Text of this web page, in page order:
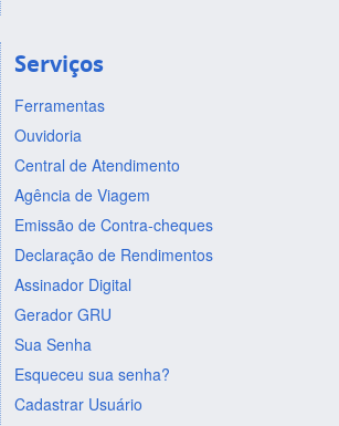
Serviços
Ferramentas
Ouvidoria
Central de Atendimento
Agência de Viagem
Emissão de Contra-cheques
Declaração de Rendimentos
Assinador Digital
Gerador GRU
Sua Senha
Esqueceu sua senha?
Cadastrar Usuário